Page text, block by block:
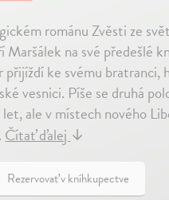
románu Zvěsti ze
Maršálek na své předešlé
přijíždí ke svému bratranci,
vesnici. Píše se druhá
ale v místech nového
Čítať ďalej↓
Rezervovať v kníhkupectve